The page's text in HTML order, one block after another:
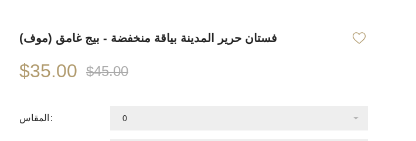
فستان حرير المدينة بياقة منخفضة - بيج غامق (موف)
$45.00
$35.00
المقاس